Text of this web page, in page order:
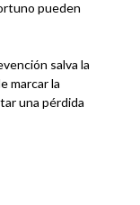
pueden
salva la
marcar la
una pérdida